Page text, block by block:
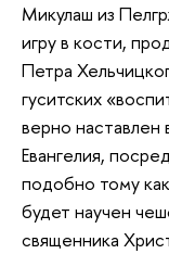
Микулаш из
игру в кости,
Петра
гуситских
верно наставлен
Евангелия,
подобно тому
будет научен
священника